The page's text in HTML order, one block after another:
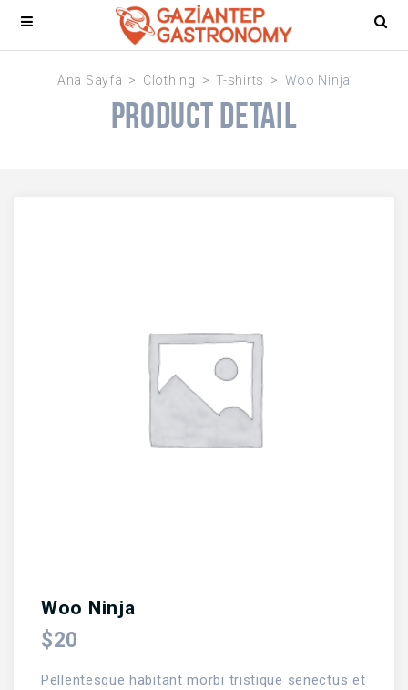
Ana Sayfa Clothing T-shirts Woo Ninja
Product Detail
Woo Ninja
$20
Pellentesque habitant morbi tristique senectus et